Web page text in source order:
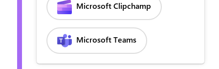
Microsoft Clipchamp
Microsoft Teams